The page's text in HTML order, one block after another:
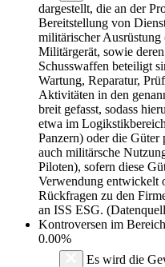
dargestellt, die an der
Bereitstellung von
militärischer
Militärgerät, sowie
Schusswaffen beteiligt
Wartung, Reparatur,
Aktivitäten in den
breit gefasst, sodass
etwa im
Panzern) oder die
auch militärsche
Piloten), sofern diese
Verwendung entwickelt
Rückfragen zu den
an ISS ESG.
Kontroversen im
0.00%
Es wird die